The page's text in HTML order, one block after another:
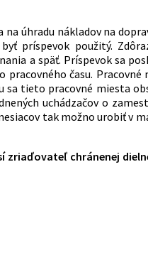
úhradu nákladov na
príspevok použitý.
a späť. Príspevok sa
času.
sa tieto pracovné miesta
uchádzačov o
tak možno urobiť v
chránenej